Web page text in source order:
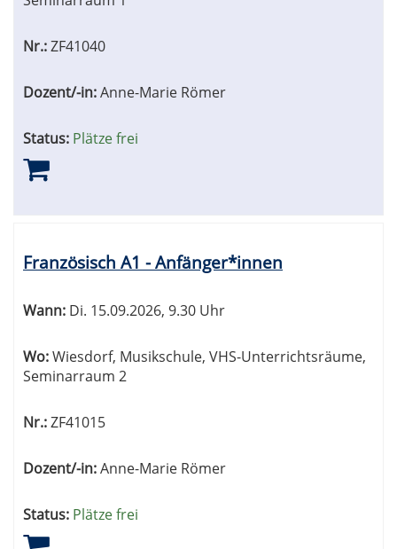
Nr.:ZF41040
Dozent/-in:Anne-Marie Römer
Status: Plätze frei
Französisch A1 - Anfänger*innen
Wann: Di. 15.09.2026, 9.30 Uhr
Wo:Wiesdorf, Musikschule, VHS-Unterrichtsräume,
Seminarraum 2
Nr.:ZF41015
Dozent/-in:Anne-Marie Römer
Status: Plätze frei